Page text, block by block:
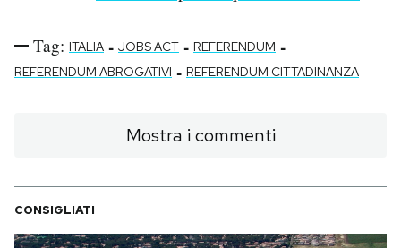
Tag: ITALIA - JOBS ACT - REFERENDUM -
REFERENDUM ABROGATIVI - REFERENDUM CITTADINANZA
Mostra i commenti
CONSIGLIATI